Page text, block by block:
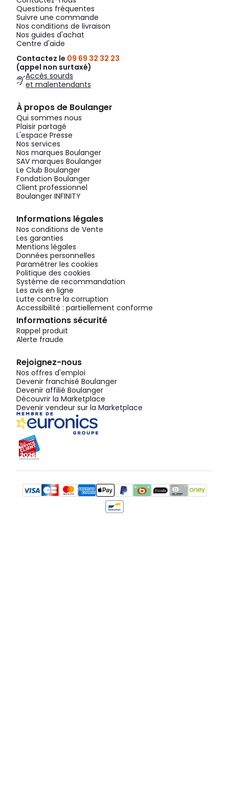
Questions fréquentes
Suivre une commande
Nos conditions de livraison
Nos guides d'achat
Centre d'aide
Contactez le 09 69 32 32 23
(appel non surtaxé)
Accès sourds
et malentendants
À propos de Boulanger
Qui sommes nous
Plaisir partagé
L'espace Presse
Nos services
Nos marques Boulanger
SAV marques Boulanger
Le Club Boulanger
Fondation Boulanger
Client professionnel
Boulanger INFINITY
Informations légales
Nos conditions de Vente
Les garanties
Mentions légales
Données personnelles
Paramétrer les cookies
Politique des cookies
Système de recommandation
Les avis en ligne
Lutte contre la corruption
Accessibilité : partiellement conforme
Informations sécurité
Rappel produit
Alerte fraude
Rejoignez-nous
Nos offres d'emploi
Devenir franchisé Boulanger
Devenir affilié Boulanger
Découvrir la Marketplace
Devenir vendeur sur la Marketplace